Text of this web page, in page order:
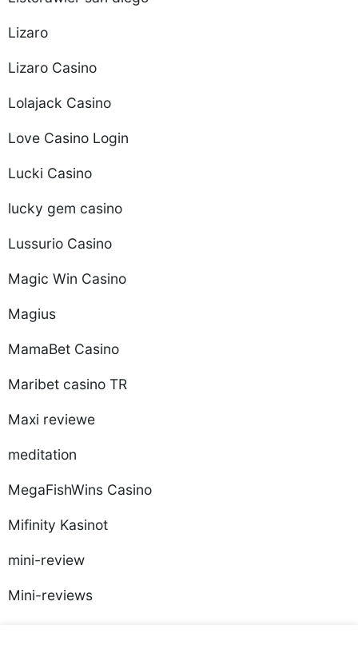
Lizaro
Lizaro Casino
Lolajack Casino
Love Casino Login
Lucki Casino
lucky gem casino
Lussurio Casino
Magic Win Casino
Magius
MamaBet Casino
Maribet casino TR
Maxi reviewe
meditation
MegaFishWins Casino
Mifinity Kasinot
mini-review
Mini-reviews